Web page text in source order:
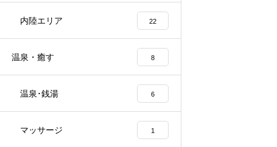
内陸エリア 22
温泉・癒す 8
温泉･銭湯 6
マッサージ 1